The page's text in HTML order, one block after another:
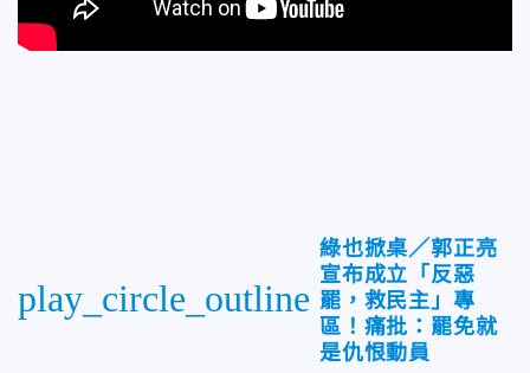
play_circle_outline
綠也掀桌／郭正亮
宣布成立「反惡
罷，救民主」專
區！痛批：罷免就
是仇恨動員